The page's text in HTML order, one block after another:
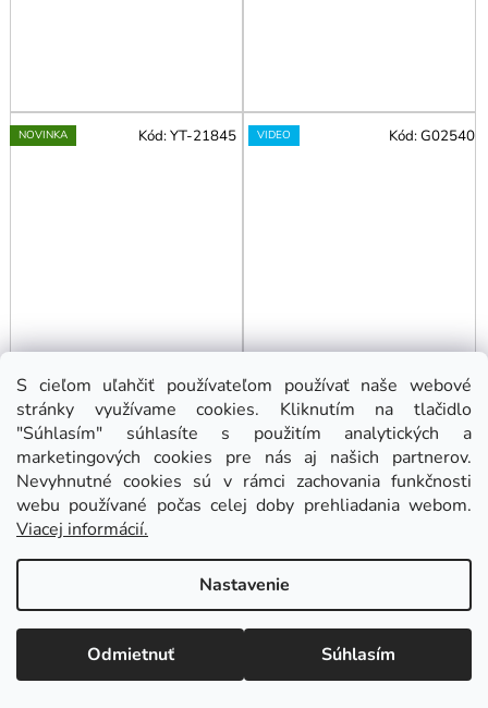
S cieľom uľahčiť používateľom používať naše webové
stránky využívame cookies. Kliknutím na tlačidlo
"Súhlasím" súhlasíte s použitím analytických a
marketingových cookies pre nás aj našich partnerov.
Nevyhnutné cookies sú v rámci zachovania funkčnosti
webu používané počas celej doby prehliadania webom.
Viacej informácií.
Nastavenie
Odmietnuť Súhlasím
NOVINKA
16Mm Ohýbačka Rúr
Skladom( 1 ks)
Kód:YT-21845 VIDEO
18 dielna sada na
zatláčanie brzdových
piestov GEKO
Skladom(>5 ks)
Kód:G02540